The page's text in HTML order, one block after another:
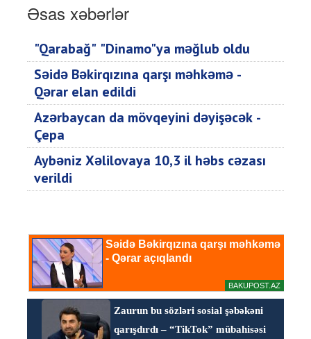
Əsas xəbərlər
"Qarabağ" "Dinamo"ya məğlub oldu
Səidə Bəkirqızına qarşı məhkəmə -
Qərar elan edildi
Azərbaycan da mövqeyini dəyişəcək -
Çepa
Aybəniz Xəlilovaya 10,3 il həbs cəzası
verildi